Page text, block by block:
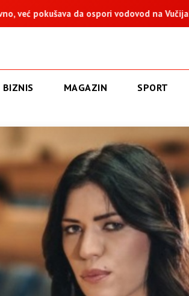
na Vučijaku Dodik: Zukan
BIZNIS MAGAZIN SPORT